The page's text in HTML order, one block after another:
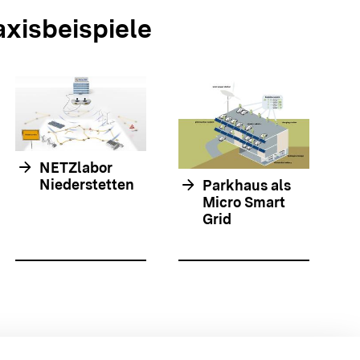
arrow_forward NETZlabor
Niederstetten
arrow_forward Parkhaus als
Micro Smart
Grid
springen
springen